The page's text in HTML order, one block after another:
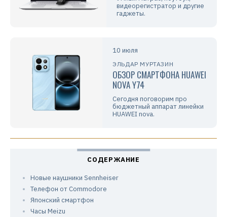
видеорегистратор и другие
гаджеты.
10 июля
ЭЛЬДАР МУРТАЗИН
ОБЗОР СМАРТФОНА HUAWEI
NOVA Y74
Сегодня поговорим про
бюджетный аппарат линейки
HUAWEI nova.
Новые наушники Sennheiser
Телефон от Commodore
Японский смартфон
Часы Meizu